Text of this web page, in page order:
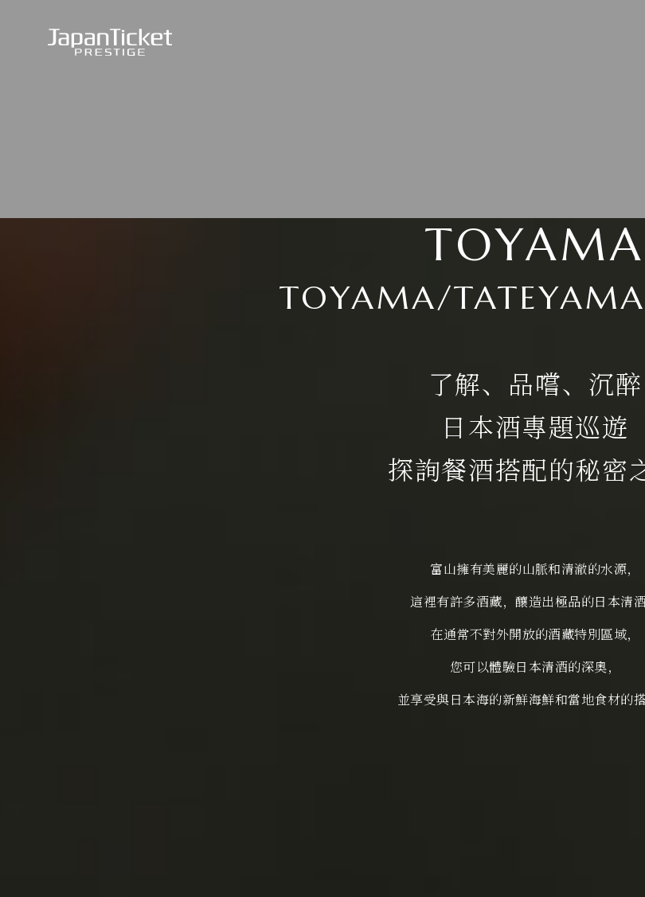
TOYAMA
TOYAMA/
了解、品嚐、沉醉
日本酒專題巡遊
探詢餐酒搭配的秘密
富山擁有美麗的山脈和清澈的水源，
這裡有許多酒藏，釀造出極品的日本清酒
在通常不對外開放的酒藏特別區域，
您可以體驗日本清酒的深奧，
並享受與日本海的新鮮海鮮和當地食材的搭